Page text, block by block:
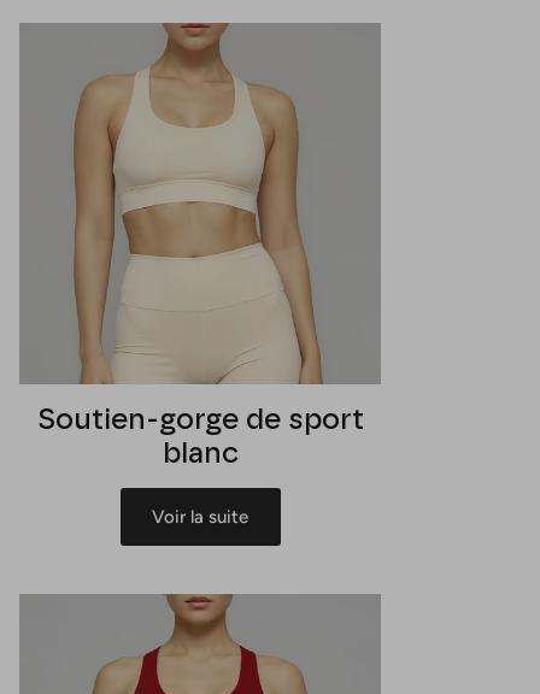
Soutien-gorge de sport
blanc
Voir la suite